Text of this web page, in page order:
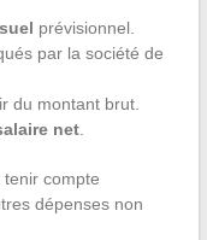
prévisionnel.
par la société de
du montant brut.
net.
compte
dépenses non